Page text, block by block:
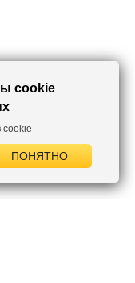
cookie
cookie
ПОНЯТНО